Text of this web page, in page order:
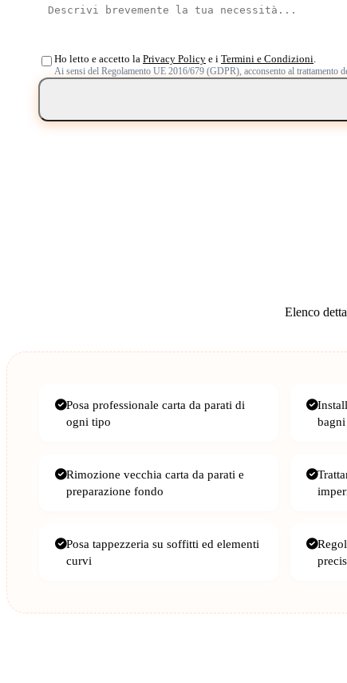
Ho letto e accetto la Privacy Policy e i Termini e Condizioni.
Ai sensi del Regolamento UE 2016/679 (GDPR), acconsento al trattamento
Elenco
Posa professionale carta da parati di
ogni tipo
Rimozione vecchia carta da parati e
preparazione fondo
Posa tappezzeria su soffitti ed elementi
curvi